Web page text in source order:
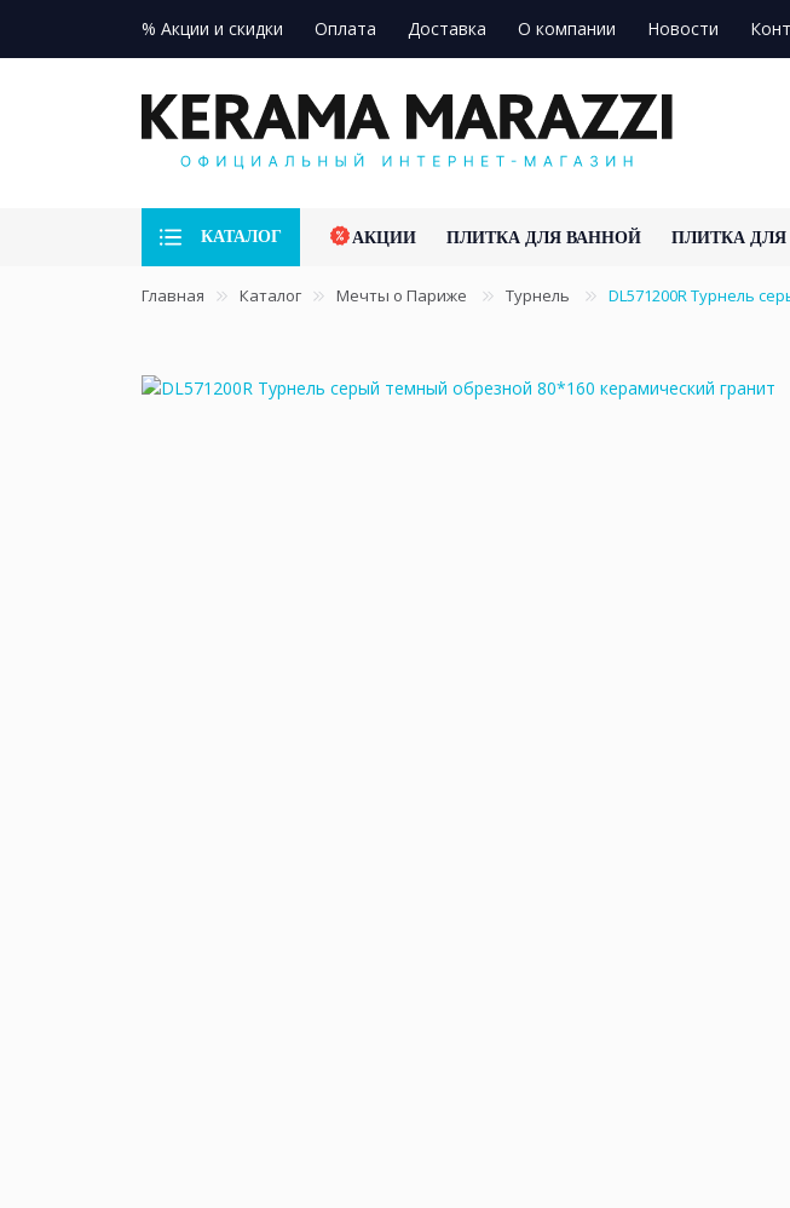
% Акции и скидки Оплата Доставка О компании Новости
КАТАЛОГ АКЦИИ ПЛИТКА ДЛЯ ВАННОЙ ПЛИТКА
Главная Каталог Мечты о Париже Турнель DL571200R Турнель